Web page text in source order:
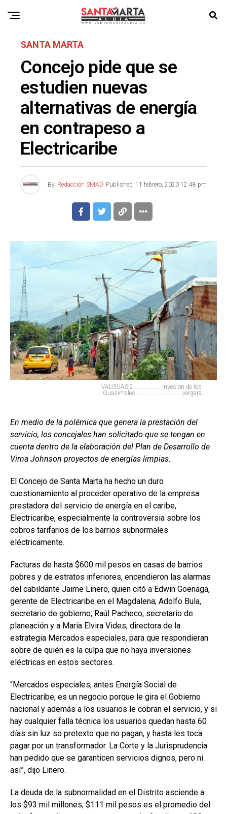
SANTA MARTA
Concejo pide que se
estudien nuevas
alternativas de energía
en contrapeso a
Electricaribe
By Redacción SMAD Published 11 febrero, 2020 12:48 pm
VALGUASI2.................. Invesion de los
Guasimales...............................vergara
En medio de la polémica que genera la prestación del
servicio, los concejales han solicitado que se tengan en
cuenta dentro de la elaboración del Plan de Desarrollo de
Virna Johnson proyectos de energías limpias.
El Concejo de Santa Marta ha hecho un duro
cuestionamiento al proceder operativo de la empresa
prestadora del servicio de energía en el caribe,
Electricaribe, especialmente la controversia sobre los
cobros tarifarios de los barrios subnormales
eléctricamente.
Facturas de hasta $600 mil pesos en casas de barrios
pobres y de estratos inferiores, encendieron las alarmas
del cabildante Jaime Linero, quien citó a Edwin Goenaga,
gerente de Electricaribe en el Magdalena; Adolfo Bula,
secretario de gobierno; Raúl Pacheco, secretario de
planeación y a María Elvira Vides, directora de la
estrategia Mercados especiales, para que respondieran
sobre de quién es la culpa que no haya inversiones
eléctricas en estos sectores.
“Mercados especiales, antes Energía Social de
Electricaribe, es un negocio porque le gira el Gobierno
nacional y además a los usuarios le cobran el servicio, y si
hay cualquier falla técnica los usuarios quedan hasta 60
días sin luz so pretexto que no pagan, y hasta les toca
pagar por un transformador. La Corte y la Jurisprudencia
han pedido que se garanticen servicios dignos, pero ni
así”, dijo Linero.
La deuda de la subnormalidad en el Distrito asciende a
los $93 mil millones; $111 mil pesos es el promedio del